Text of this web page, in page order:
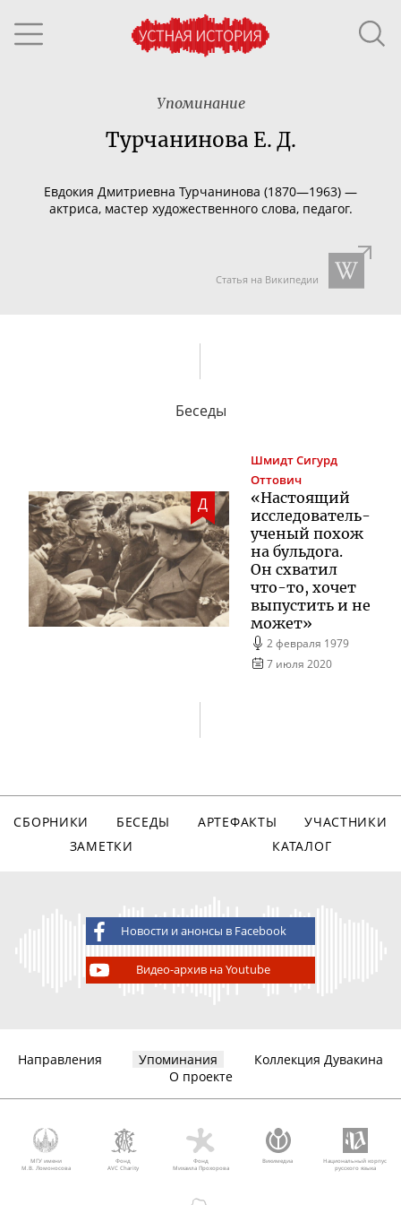
Упоминание
Турчанинова Е. Д.
Евдокия Дмитриевна Турчанинова (1870—1963) —
актриса, мастер художественного слова, педагог.
Статья на Википедии
Беседы
Д
ШмидтСигурд
Оттович
«Настоящий
исследователь-
ученый похож
на бульдога.
Он схватил
что-то, хочет
выпустить и не
может»
2 февраля 1979
7 июля 2020
СБОРНИКИ БЕСЕДЫ АРТЕФАКТЫ
УЧАСТНИКИ
ЗАМЕТКИ
КАТАЛОГ
Новости и анонсы в Facebook
Видео-архив на Youtube
Направления Упоминания
Коллекция Дувакина
О проекте
МГУ имени
М.В. Ломоносова
Фонд
AVC Charity
Фонд
Михаила Прохорова
Викимедиа
Национальный корпус
русского языка